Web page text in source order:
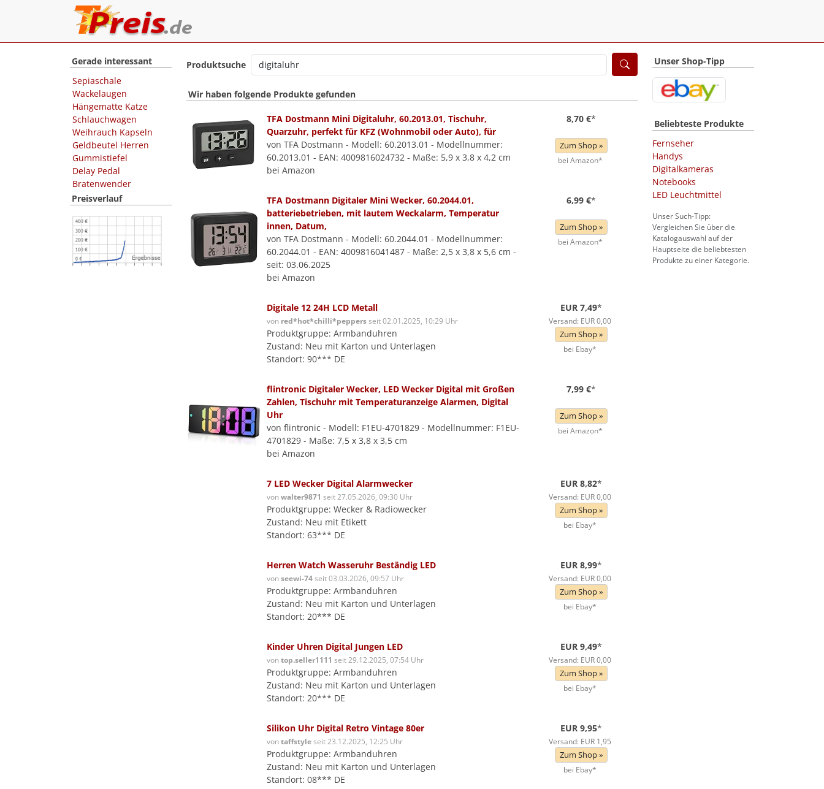
Gerade interessant
Sepiaschale
Wackelaugen
Hängematte Katze
Schlauchwagen
Weihrauch Kapseln
Geldbeutel Herren
Gummistiefel
Delay Pedal
Bratenwender
Preisverlauf
Produktsuche
Wir haben folgende Produkte gefunden
TFA Dostmann Mini Digitaluhr, 60.2013.01, Tischuhr,
Quarzuhr, perfekt für KFZ (Wohnmobil oder Auto), für
von TFA Dostmann - Modell: 60.2013.01 - Modellnummer:
60.2013.01 - EAN: 4009816024732 - Maße: 5,9 x 3,8 x 4,2 cm
bei Amazon
8,70 €*
Zum Shop »
bei Amazon*
TFA Dostmann Digitaler Mini Wecker, 60.2044.01,
batteriebetrieben, mit lautem Weckalarm, Temperatur
innen, Datum,
von TFA Dostmann - Modell: 60.2044.01 - Modellnummer:
60.2044.01 - EAN: 4009816041487 - Maße: 2,5 x 3,8 x 5,6 cm -
seit: 03.06.2025
bei Amazon
6,99 €*
Zum Shop »
bei Amazon*
Digitale 12 24H LCD Metall
von red*hot*chilli*peppersseit 02.01.2025, 10:29 Uhr
Produktgruppe: Armbanduhren
Zustand: Neu mit Karton und Unterlagen
Standort: 90*** DE
EUR 7,49*
Versand: EUR 0,00
Zum Shop »
bei Ebay*
flintronic Digitaler Wecker, LED Wecker Digital mit Großen
Zahlen, Tischuhr mit Temperaturanzeige Alarmen, Digital
Uhr
von flintronic - Modell: F1EU-4701829 - Modellnummer: F1EU-
4701829 - Maße: 7,5 x 3,8 x 3,5 cm
bei Amazon
7,99 €*
Zum Shop »
bei Amazon*
7 LED Wecker Digital Alarmwecker
vonwalter9871 seit 27.05.2026, 09:30 Uhr
Produktgruppe: Wecker & Radiowecker
Zustand: Neu mit Etikett
Standort: 63*** DE
EUR 8,82*
Versand: EUR 0,00
Zum Shop »
bei Ebay*
Herren Watch Wasseruhr Beständig LED
vonseewi-74seit 03.03.2026, 09:57 Uhr
Produktgruppe: Armbanduhren
Zustand: Neu mit Karton und Unterlagen
Standort: 20*** DE
EUR 8,99*
Versand: EUR 0,00
Zum Shop »
bei Ebay*
Kinder Uhren Digital Jungen LED
vontop.seller1111 seit 29.12.2025, 07:54 Uhr
Produktgruppe: Armbanduhren
Zustand: Neu mit Karton und Unterlagen
Standort: 20*** DE
EUR 9,49*
Versand: EUR 0,00
Zum Shop »
bei Ebay*
Silikon Uhr Digital Retro Vintage 80er
vontaffstyleseit 23.12.2025, 12:25 Uhr
Produktgruppe: Armbanduhren
Zustand: Neu mit Karton und Unterlagen
Standort: 08*** DE
EUR 9,95*
Versand: EUR 1,95
Zum Shop »
bei Ebay*
Unser Shop-Tipp
Beliebteste Produkte
Fernseher
Handys
Digitalkameras
Notebooks
LED Leuchtmittel
Unser Such-Tipp:
Vergleichen Sie über die
Katalogauswahl auf der
Hauptseite die beliebtesten
Produkte zu einer Kategorie.